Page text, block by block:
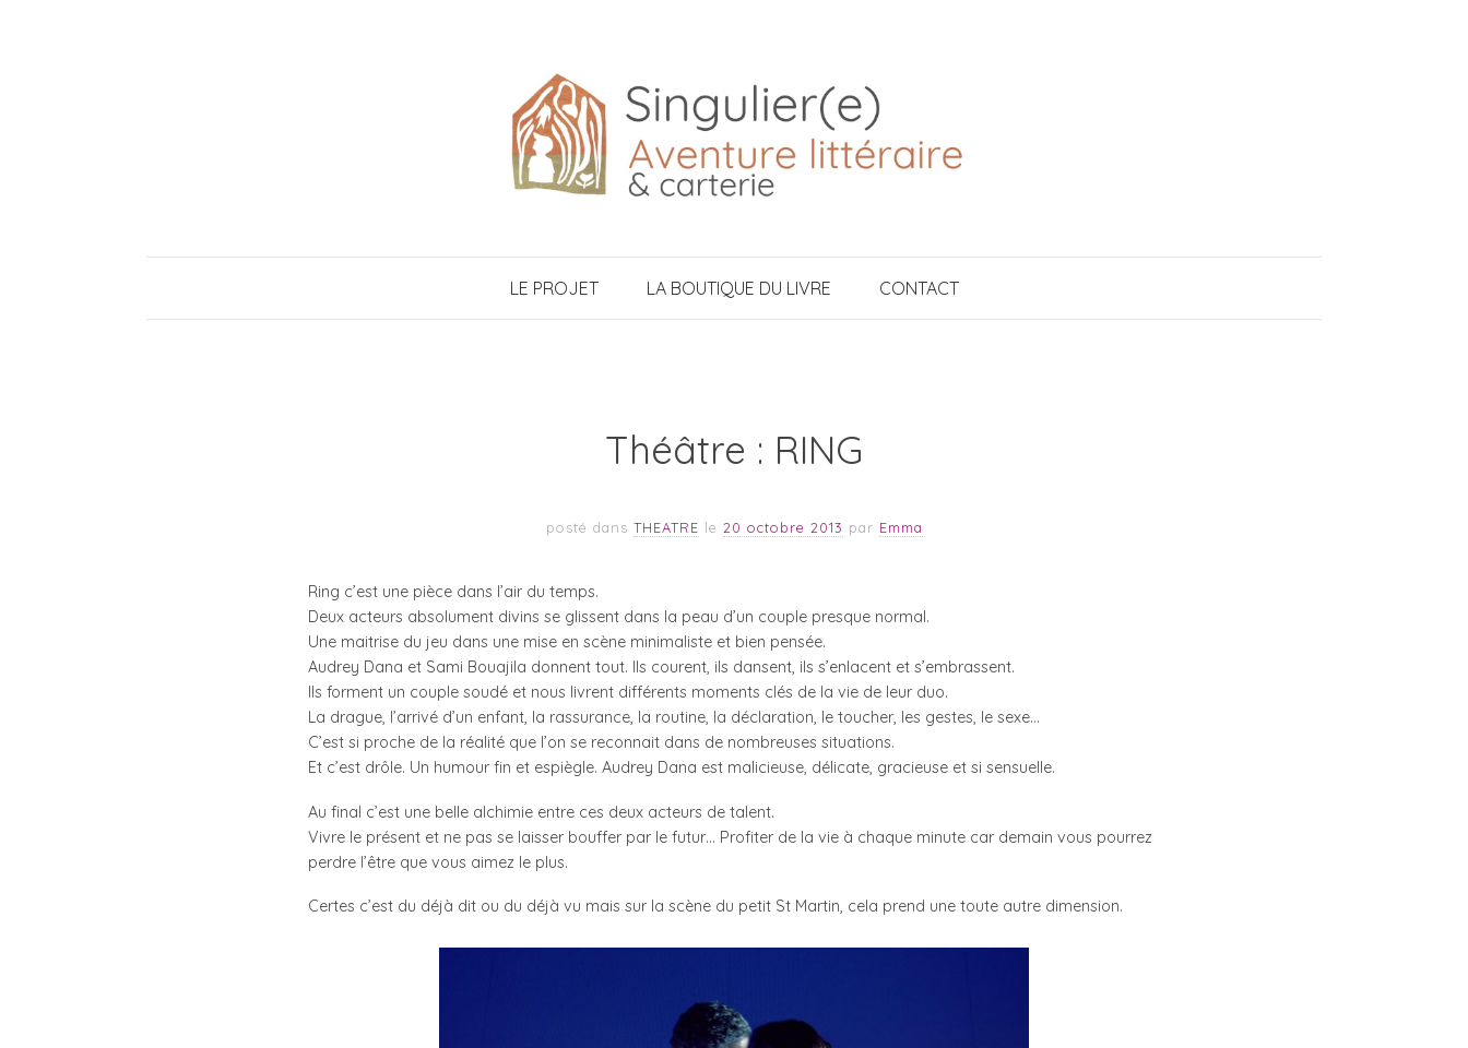
LE PROJET LA BOUTIQUE DU LIVRE CONTACT
Théâtre : RING
posté dans THEATRE le 20 octobre 2013 par Emma
Ring c’est une pièce dans l’air du temps.
Deux acteurs absolument divins se glissent dans la peau d’un couple presque normal.
Une maitrise du jeu dans une mise en scène minimaliste et bien pensée.
Audrey Dana et Sami Bouajila donnent tout. Ils courent, ils dansent, ils s’enlacent et s’embrassent.
Ils forment un couple soudé et nous livrent différents moments clés de la vie de leur duo.
La drague, l’arrivé d’un enfant, la rassurance, la routine, la déclaration, le toucher, les gestes, le sexe…
C’est si proche de la réalité que l’on se reconnait dans de nombreuses situations.
Et c’est drôle. Un humour fin et espiègle. Audrey Dana est malicieuse, délicate, gracieuse et si sensuelle.
Au final c’est une belle alchimie entre ces deux acteurs de talent.
Vivre le présent et ne pas se laisser bouffer par le futur… Profiter de la vie à chaque minute car demain vous pourrez
perdre l’être que vous aimez le plus.
Certes c’est du déjà dit ou du déjà vu mais sur la scène du petit St Martin, cela prend une toute autre dimension.